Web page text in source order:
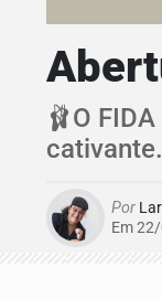
🩰O
Por
Em